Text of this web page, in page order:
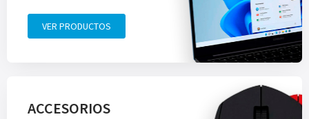
VER PRODUCTOS
ACCESORIOS